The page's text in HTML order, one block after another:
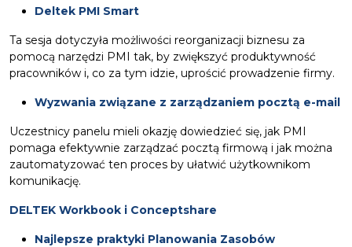
Deltek PMI Smart
Ta sesja dotyczyła możliwości reorganizacji biznesu za
pomocą narzędzi PMI tak, by zwiększyć produktywność
pracowników i, co za tym idzie, uprościć prowadzenie firmy.
Wyzwania związane z zarządzaniem pocztą e-mail
Uczestnicy panelu mieli okazję dowiedzieć się, jak PMI
pomaga efektywnie zarządzać pocztą firmową i jak można
zautomatyzować ten proces by ułatwić użytkownikom
komunikację.
DELTEK Workbook i Conceptshare
Najlepsze praktyki Planowania Zasobów